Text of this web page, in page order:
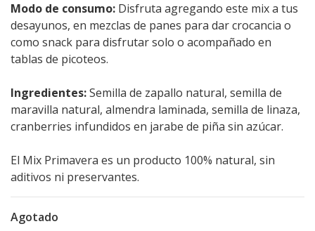
Modo de consumo: Disfruta agregando este mix a tus
desayunos, en mezclas de panes para dar crocancia o
como snack para disfrutar solo o acompañado en
tablas de picoteos.
Ingredientes:Semilla de zapallo natural, semilla de
maravilla natural, almendra laminada, semilla de linaza,
cranberries infundidos en jarabe de piña sin azúcar.
El Mix Primavera es un producto 100% natural, sin
aditivos ni preservantes.
Agotado